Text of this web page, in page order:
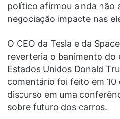
político afirmou ainda não
negociação impacte nas
O CEO da Tesla e da
reverteria o banimento do
Estados Unidos Donald
comentário foi feito em 10
discurso em uma
sobre futuro dos carros.